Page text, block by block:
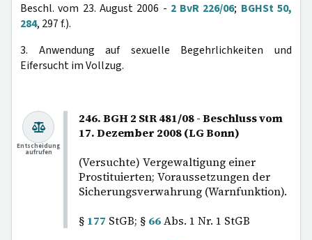
Beschl. vom 23. August 2006 - 2 BvR 226/06; BGHSt 50,
284, 297 f.).
3. Anwendung auf sexuelle Begehrlichkeiten und
Eifersucht im Vollzug.
246. BGH 2 StR 481/08 - Beschluss vom
17. Dezember 2008 (LG Bonn)
(Versuchte) Vergewaltigung einer
Prostituierten; Voraussetzungen der
Sicherungsverwahrung (Warnfunktion).
§ 177 StGB; § 66Abs. 1 Nr. 1 StGB
Entscheidung
aufrufen